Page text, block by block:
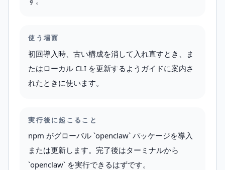
使う場面
初回導入時、古い構成を消して入れ直すとき、ま
たはローカル CLI を更新するようガイドに案内さ
れたときに使います。
実行後に起こること
npm がグローバル `openclaw` パッケージを導入
または更新します。完了後はターミナルから
`openclaw` を実行できるはずです。